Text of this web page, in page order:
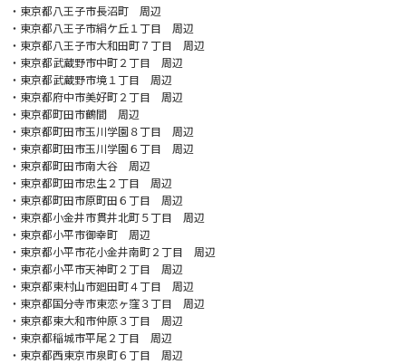
・東京都八王子市長沼町 周辺
・東京都八王子市絹ケ丘１丁目 周辺
・東京都八王子市大和田町７丁目 周辺
・東京都武蔵野市中町２丁目 周辺
・東京都武蔵野市境１丁目 周辺
・東京都府中市美好町２丁目 周辺
・東京都町田市鶴間 周辺
・東京都町田市玉川学園８丁目 周辺
・東京都町田市玉川学園６丁目 周辺
・東京都町田市南大谷 周辺
・東京都町田市忠生２丁目 周辺
・東京都町田市原町田６丁目 周辺
・東京都小金井市貫井北町５丁目 周辺
・東京都小平市御幸町 周辺
・東京都小平市花小金井南町２丁目 周辺
・東京都小平市天神町２丁目 周辺
・東京都東村山市廻田町４丁目 周辺
・東京都国分寺市東恋ヶ窪３丁目 周辺
・東京都東大和市仲原３丁目 周辺
・東京都稲城市平尾２丁目 周辺
・東京都西東京市泉町６丁目 周辺